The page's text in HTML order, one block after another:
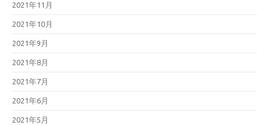
2021年11月
2021年10月
2021年9月
2021年8月
2021年7月
2021年6月
2021年5月